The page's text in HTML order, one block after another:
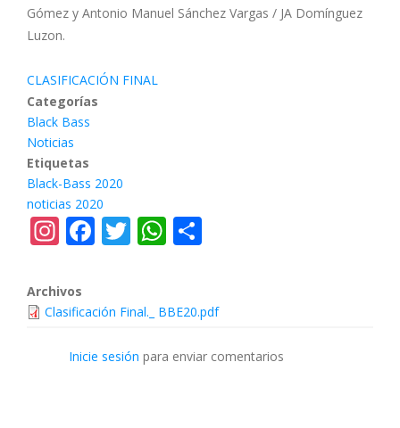
Gómez y Antonio Manuel Sánchez Vargas / JA Domínguez
Luzon.
CLASIFICACIÓN FINAL
Categorías
Black Bass
Noticias
Etiquetas
Black-Bass 2020
noticias 2020
Instagram
Facebook
TwitterWhatsApp
Archivos
Clasificación Final._ BBE20.pdf
Inicie sesión para enviar comentarios